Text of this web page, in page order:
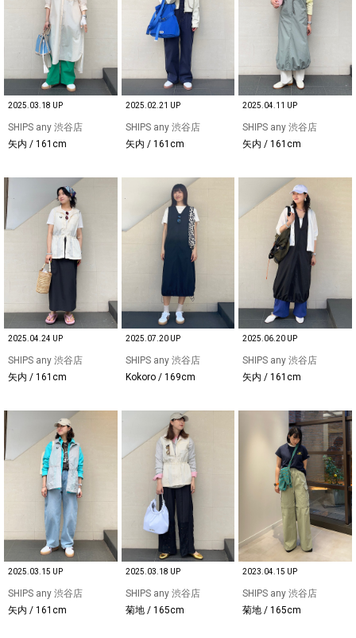
2025.03.18 UP
SHIPS any 渋谷店
矢内 / 161cm
2025.02.21 UP
SHIPS any 渋谷店
矢内 / 161cm
2025.04.11 UP
SHIPS any 渋谷店
矢内 / 161cm
2025.04.24 UP
SHIPS any 渋谷店
矢内 / 161cm
2025.07.20 UP
SHIPS any 渋谷店
Kokoro / 169cm
2025.06.20 UP
SHIPS any 渋谷店
矢内 / 161cm
2025.03.15 UP
SHIPS any 渋谷店
矢内 / 161cm
2025.03.18 UP
SHIPS any 渋谷店
菊地 / 165cm
2023.04.15 UP
SHIPS any 渋谷店
菊地 / 165cm